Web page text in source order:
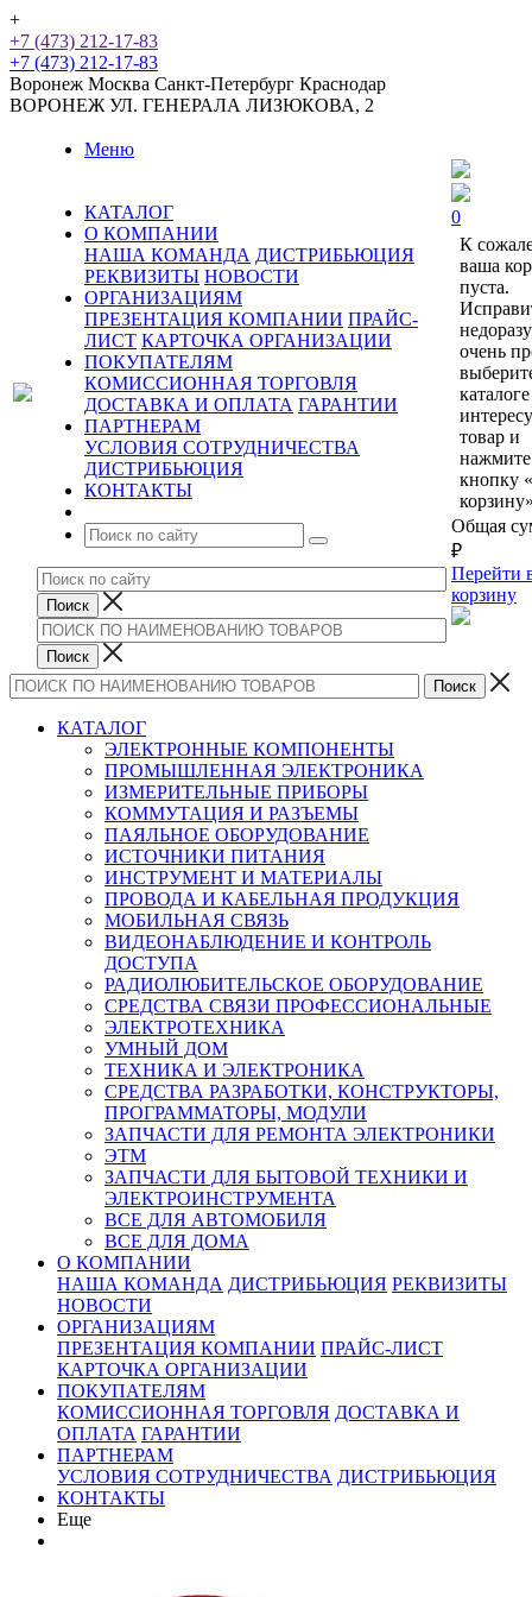
+
+7 (473) 212-17-83
+7 (473) 212-17-83
Воронеж Москва Санкт-Петербург Краснодар
ВОРОНЕЖ УЛ. ГЕНЕРАЛА ЛИЗЮКОВА, 2
Меню
КАТАЛОГ
О КОМПАНИИ
НАША КОМАНДА ДИСТРИБЬЮЦИЯ
РЕКВИЗИТЫ НОВОСТИ
ОРГАНИЗАЦИЯМ
ПРЕЗЕНТАЦИЯ КОМПАНИИ ПРАЙС-
ЛИСТ КАРТОЧКА ОРГАНИЗАЦИИ
ПОКУПАТЕЛЯМ
КОМИССИОННАЯ ТОРГОВЛЯ
ДОСТАВКА И ОПЛАТА ГАРАНТИИ
ПАРТНЕРАМ
УСЛОВИЯ СОТРУДНИЧЕСТВА
ДИСТРИБЬЮЦИЯ
КОНТАКТЫ
0
К
ваша
пуста.
очень
каталоге
товар и
нажмите
кнопку
Общая
₽
Перейти
корзину
КАТАЛОГ
ЭЛЕКТРОННЫЕ КОМПОНЕНТЫ
ПРОМЫШЛЕННАЯ ЭЛЕКТРОНИКА
ИЗМЕРИТЕЛЬНЫЕ ПРИБОРЫ
КОММУТАЦИЯ И РАЗЪЕМЫ
ПАЯЛЬНОЕ ОБОРУДОВАНИЕ
ИСТОЧНИКИ ПИТАНИЯ
ИНСТРУМЕНТ И МАТЕРИАЛЫ
ПРОВОДА И КАБЕЛЬНАЯ ПРОДУКЦИЯ
МОБИЛЬНАЯ СВЯЗЬ
ВИДЕОНАБЛЮДЕНИЕ И КОНТРОЛЬ
ДОСТУПА
РАДИОЛЮБИТЕЛЬСКОЕ ОБОРУДОВАНИЕ
СРЕДСТВА СВЯЗИ ПРОФЕССИОНАЛЬНЫЕ
ЭЛЕКТРОТЕХНИКА
УМНЫЙ ДОМ
ТЕХНИКА И ЭЛЕКТРОНИКА
СРЕДСТВА РАЗРАБОТКИ, КОНСТРУКТОРЫ,
ПРОГРАММАТОРЫ, МОДУЛИ
ЗАПЧАСТИ ДЛЯ РЕМОНТА ЭЛЕКТРОНИКИ
ЭТМ
ЗАПЧАСТИ ДЛЯ БЫТОВОЙ ТЕХНИКИ И
ЭЛЕКТРОИНСТРУМЕНТА
ВСЕ ДЛЯ АВТОМОБИЛЯ
ВСЕ ДЛЯ ДОМА
О КОМПАНИИ
НАША КОМАНДА ДИСТРИБЬЮЦИЯ РЕКВИЗИТЫ
НОВОСТИ
ОРГАНИЗАЦИЯМ
ПРЕЗЕНТАЦИЯ КОМПАНИИ ПРАЙС-ЛИСТ
КАРТОЧКА ОРГАНИЗАЦИИ
ПОКУПАТЕЛЯМ
КОМИССИОННАЯ ТОРГОВЛЯ ДОСТАВКА И
ОПЛАТА ГАРАНТИИ
ПАРТНЕРАМ
УСЛОВИЯ СОТРУДНИЧЕСТВА ДИСТРИБЬЮЦИЯ
КОНТАКТЫ
Еще